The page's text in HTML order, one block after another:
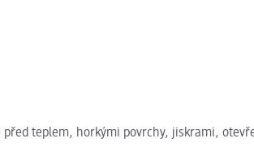
teplem, horkými povrchy, jiskrami,